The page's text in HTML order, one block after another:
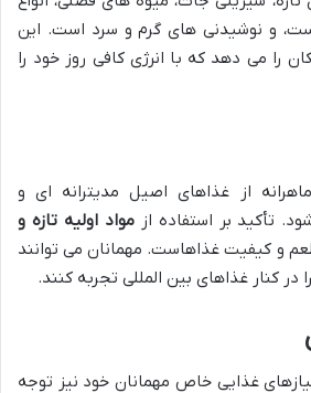
و نوشیدنی های گرم و سرد است. این
را می دهد که با انرژی کافی روز خود را
از غذاهای اصیل مدیترانه ای و
تأکید بر استفاده ازمواد اولیه تازه و
و کیفیت غذاهاست. مهمانان می توانند
کنار غذاهای بین المللی تجربه کنند.
آکوا ۳ به نیازهای غذایی خاص مهمانان خود نیز توجه